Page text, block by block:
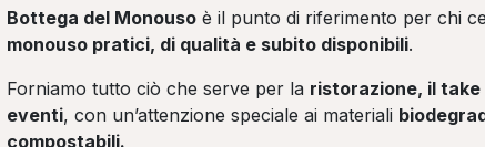
Bottega del Monouso è il punto di riferimento per chi
monouso pratici, di qualità e subito disponibili.
Forniamo tutto ciò che serve per la ristorazione, il take
eventi, con un’attenzione speciale ai materiali
compostabili.